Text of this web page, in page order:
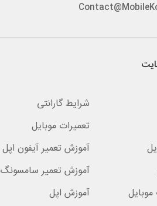
شرایط گارانتی
تعمیرات موبایل
آموزش تعمیر آیفون اپل
آموزش تعمیر سامسونگ
آموزش اپل